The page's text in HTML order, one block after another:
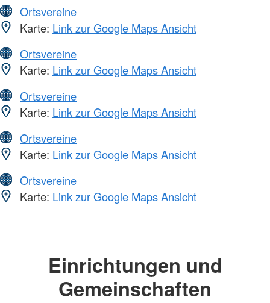
Ortsvereine
Karte: Link zur Google Maps Ansicht
Ortsvereine
Karte: Link zur Google Maps Ansicht
Ortsvereine
Karte: Link zur Google Maps Ansicht
Ortsvereine
Karte: Link zur Google Maps Ansicht
Ortsvereine
Karte: Link zur Google Maps Ansicht
Einrichtungen und
Gemeinschaften